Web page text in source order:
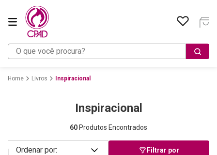
O que você procura?
Livros Inspiracional
Inspiracional
60 Produtos Encontrados
Filtrar por